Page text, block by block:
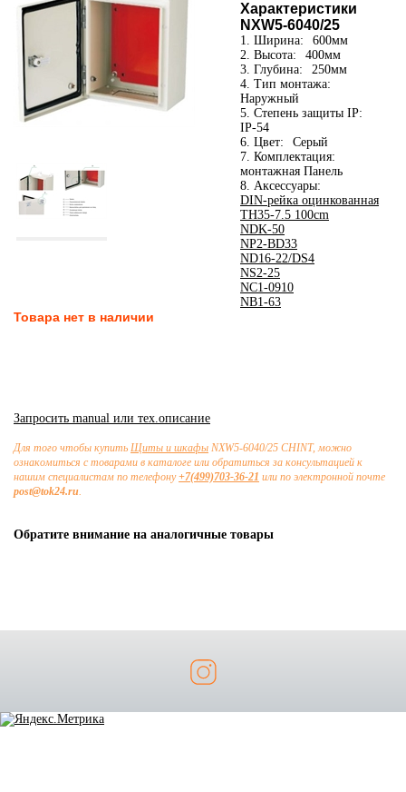
Характеристики
NXW5-6040/25
1. Ширина:
600мм
2. Высота:
400мм
3. Глубина:
250мм
4. Тип монтажа:
Наружный
5. Степень защиты IP:
IP-54
6. Цвет:
Серый
7. Комплектация:
монтажная Панель
8. Аксессуары:
DIN-рейка оцинкованная
TH35-7.5 100cm
NDK-50
NP2-BD33
ND16-22/DS4
NS2-25
NC1-0910
NB1-63
Товара нет в наличии
Запросить manual или тех.описание
Для того чтобы купить Щиты и шкафы NXW5-6040/25 CHINT, можно
ознакомиться с товарами в каталоге или обратиться за консультацией к
нашим специалистам по телефону+7(499)703-36-21 или по электронной почте
post@tok24.ru.
Обратите внимание на аналогичные товары